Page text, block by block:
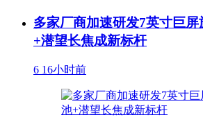
多家厂商加速研发7英寸巨
+潜望长焦成新标杆
6 16小时前